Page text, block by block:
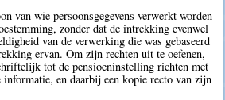
van wie persoonsgegevens verwerkt worden
zonder dat de intrekking evenwel
van de verwerking die was gebaseerd
ervan. Om zijn rechten uit te oefenen,
tot de pensioeninstelling richten met
informatie, en daarbij een kopie recto van zijn